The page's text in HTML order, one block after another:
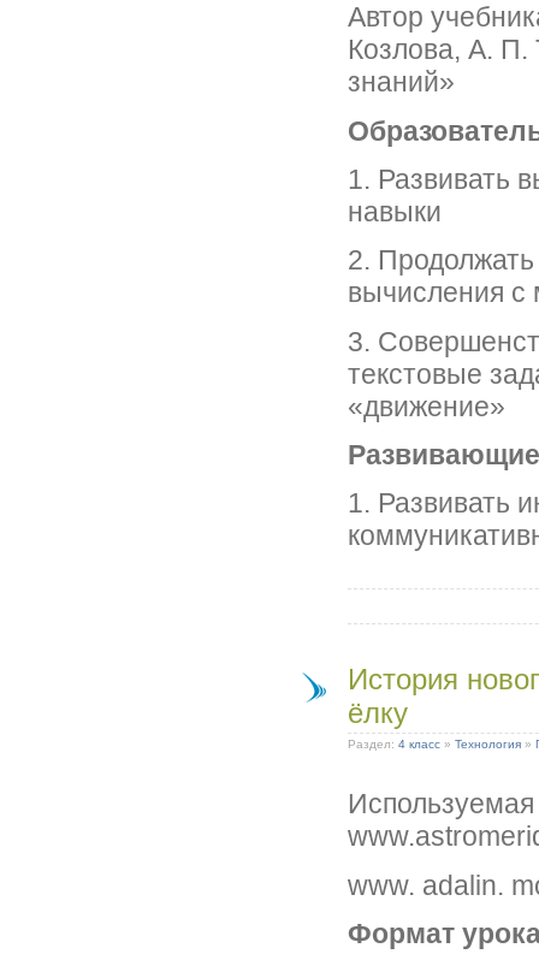
Автор
Козлова, А.
знаний»
1. Развивать
навыки
2. Продолжать
вычисления с
3.
текстовые
«движение»
1. Развивать
История
ёлку
Раздел: 4 класс » Технология »
www. adalin.
Формат